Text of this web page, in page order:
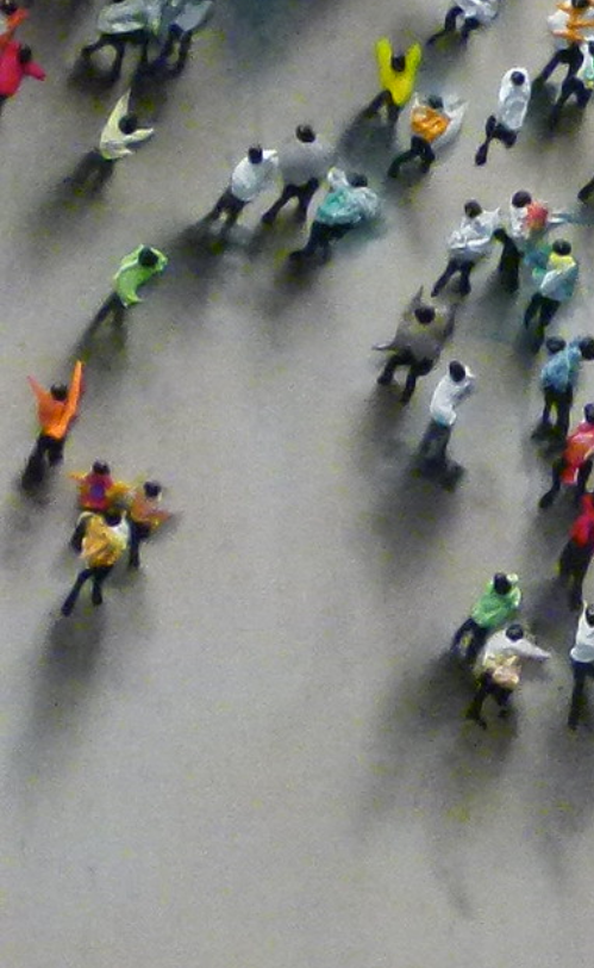
Empresas Concesionarias
Encuentros Telemáticos
Exclusión Social
Familias
Fraccionamientos
Fuerzas Políticas
Lengua Española
Licencias
Liquidez
Ludotecas
Material Escolar
Medidas
Pacto Político
Pago A Proveedores
Pandemia
Personas Mayores
Profesionales Sanitarios
Seguridad Sanitaria
Servicios De Calidad